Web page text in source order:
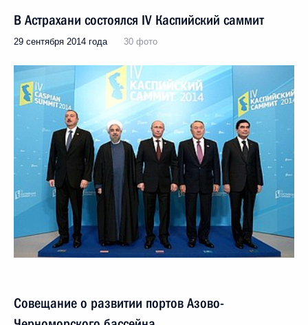
В Астрахани состоялся IV Каспийский саммит
29 сентября 2014 года 30 фото
Совещание о развитии портов Азово-